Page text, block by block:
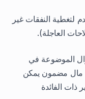
النفقات غير
العاجلة).
الموضوعة في
مال مضمون يمكن
الفائدة